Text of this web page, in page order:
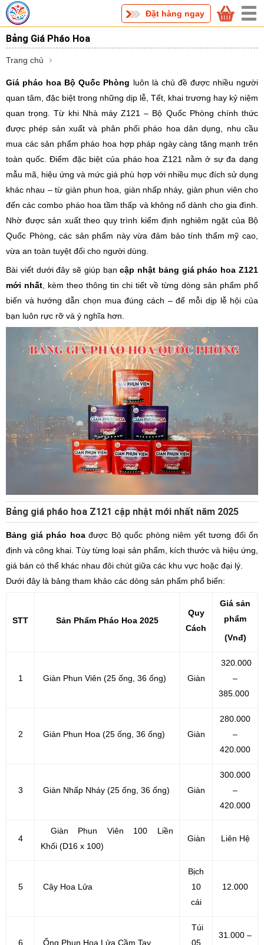
Đặt hàng ngay
Bảng Giá Pháo Hoa
Trang chủ
Giá pháo hoa Bộ Quốc Phòng luôn là chủ đề được nhiều người
quan tâm, đặc biệt trong những dịp lễ, Tết, khai trương hay kỷ niệm
quan trọng. Từ khi Nhà máy Z121 – Bộ Quốc Phòng chính thức
được phép sản xuất và phân phối pháo hoa dân dụng, nhu cầu
mua các sản phẩm pháo hoa hợp pháp ngày càng tăng mạnh trên
toàn quốc. Điểm đặc biệt của pháo hoa Z121 nằm ở sự đa dạng
mẫu mã, hiệu ứng và mức giá phù hợp với nhiều mục đích sử dụng
khác nhau – từ giàn phun hoa, giàn nhấp nháy, giàn phun viên cho
đến các combo pháo hoa tầm thấp và không nổ dành cho gia đình.
Nhờ được sản xuất theo quy trình kiểm định nghiêm ngặt của Bộ
Quốc Phòng, các sản phẩm này vừa đảm bảo tính thẩm mỹ cao,
vừa an toàn tuyệt đối cho người dùng.
Bài viết dưới đây sẽ giúp bạncập nhật bảng giá pháo hoa Z121
mới nhất , kèm theo thông tin chi tiết về từng dòng sản phẩm phổ
biến và hướng dẫn chọn mua đúng cách – để mỗi dịp lễ hội của
bạn luôn rực rỡ và ý nghĩa hơn.
Bảng giá pháo hoa Z121 cập nhật mới nhất năm 2025
Bảng giá pháo hoađược Bộ quốc phòng niêm yết tương đối ổn
định và công khai. Tùy từng loại sản phẩm, kích thước và hiệu ứng,
giá bán có thể khác nhau đôi chút giữa các khu vực hoặc đại lý.
Dưới đây là bảng tham khảo các dòng sản phẩm phổ biến:
STT Sản Phẩm Pháo Hoa 2025
Quy
Cách
Giá sản
phẩm
(Vnđ)
1 Giàn Phun Viên (25 ống, 36 ống) Giàn
320.000
–
385.000
2 Giàn Phun Hoa (25 ống, 36 ống) Giàn
280.000
–
420.000
3 Giàn Nhấp Nháy (25 ống, 36 ống) Giàn
300.000
–
420.000
4
Giàn Phun Viên 100 Liền
Khối (D16 x 100)
Giàn Liên Hệ
5 Cây Hoa Lửa
Bịch
10
cái
12.000
6 Ống Phun Hoa Lửa Cầm Tay
Túi
05
31.000 –